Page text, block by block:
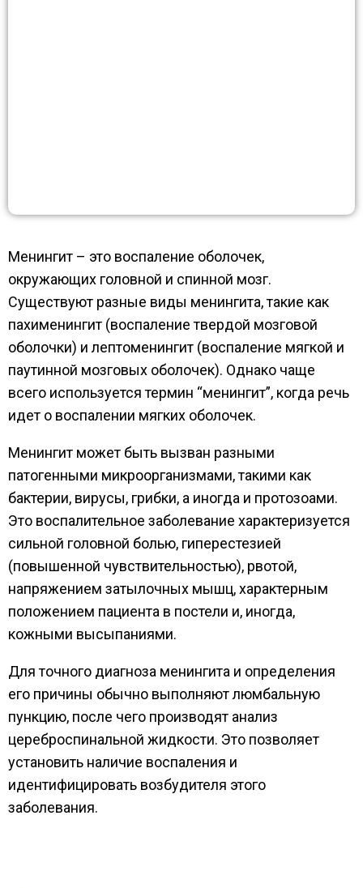
Менингит – это воспаление оболочек,
окружающих головной и спинной мозг.
Существуют разные виды менингита, такие как
пахименингит (воспаление твердой мозговой
оболочки) и лептоменингит (воспаление мягкой и
паутинной мозговых оболочек). Однако чаще
всего используется термин “менингит”, когда речь
идет о воспалении мягких оболочек.
Менингит может быть вызван разными
патогенными микроорганизмами, такими как
бактерии, вирусы, грибки, а иногда и протозоами.
Это воспалительное заболевание характеризуется
сильной головной болью, гиперестезией
(повышенной чувствительностью), рвотой,
напряжением затылочных мышц, характерным
положением пациента в постели и, иногда,
кожными высыпаниями.
Для точного диагноза менингита и определения
его причины обычно выполняют люмбальную
пункцию, после чего производят анализ
цереброспинальной жидкости. Это позволяет
установить наличие воспаления и
идентифицировать возбудителя этого
заболевания.